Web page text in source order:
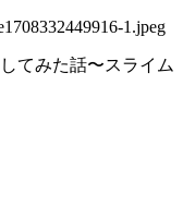
てみた話〜スライム